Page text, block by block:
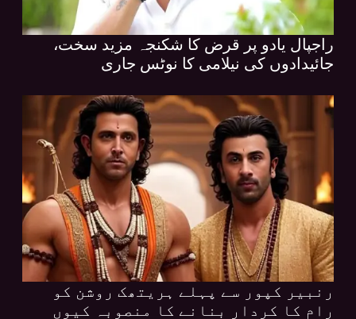
راجپال یادو پر قرض کا شکنجہ مزید سخت،
جائیدادوں کی نیلامی کا نوٹس جاری
رنبیر کپور سے پہلے ہریتھک روشن کو
رام کا کردار بنانے کا منصوبہ کیوں